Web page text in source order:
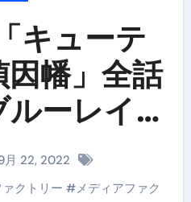
キューテ
因幡」全話
ーレイ
ディス
月 22, 2022
クトリー #メディアファク